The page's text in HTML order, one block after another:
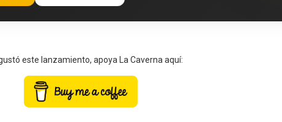
este lanzamiento, apoya La Caverna aquí: